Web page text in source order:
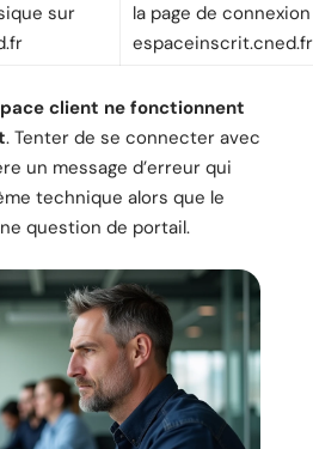
sur
la page de connexion
espaceinscrit.cned.fr
client ne fonctionnent
. Tenter de se connecter avec
un message d’erreur qui
technique alors que le
question de portail.